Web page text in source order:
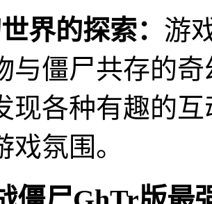
界的探索： 游
与僵尸共存的
现各种有趣的
氛围。